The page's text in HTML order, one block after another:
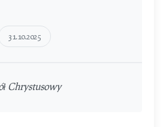
31.10.2025
Chrystusowy